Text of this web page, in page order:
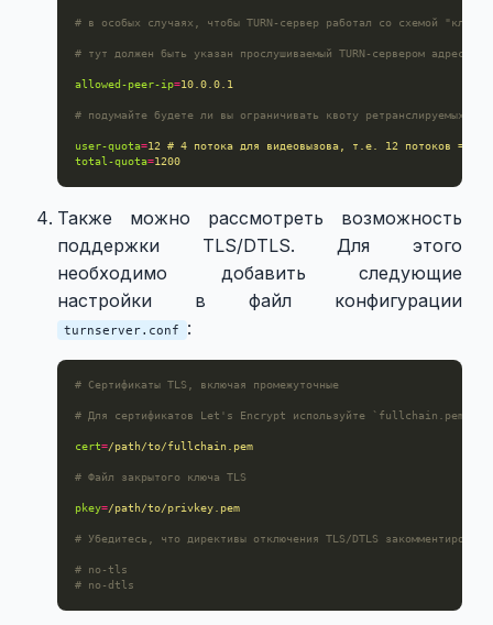
# в особых случаях, чтобы TURN-сервер работал со схемой "клиент-
# тут должен быть указан прослушиваемый TURN-сервером адрес
allowed-peer-ip=10.0.0.1
# подумайте будете ли вы ограничивать квоту ретранслируемых
user-quota=12 # 4 потока для видеовызова, т.е. 12 потоков = 3
total-quota=1200
Также можно рассмотреть возможность
поддержки TLS/DTLS. Для этого
необходимо добавить следующие
настройки в файл конфигурации
turnserver.conf :
# Сертификаты TLS, включая промежуточные
# Для сертификатов Let's Encrypt используйте `fullchain.pem`
cert=/path/to/fullchain.pem
# Файл закрытого ключа TLS
pkey=/path/to/privkey.pem
# Убедитесь, что директивы отключения TLS/DTLS
# no-tls
# no-dtls